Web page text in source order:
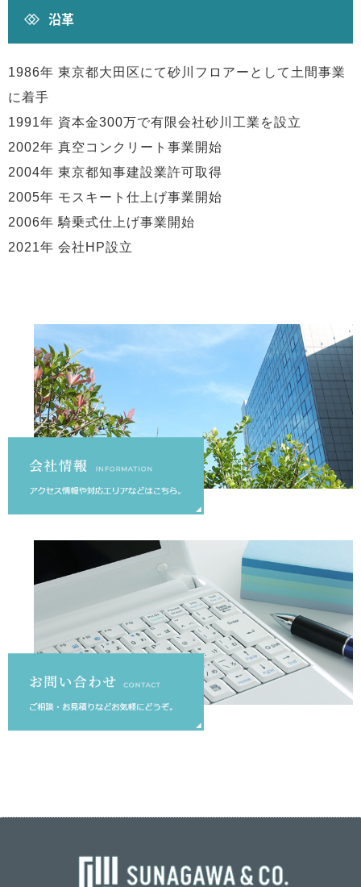
沿革
1986年 東京都大田区にて砂川フロアーとして土間事業
に着手
1991年 資本金300万で有限会社砂川工業を設立
2002年 真空コンクリート事業開始
2004年 東京都知事建設業許可取得
2005年 モスキート仕上げ事業開始
2006年 騎乗式仕上げ事業開始
2021年 会社HP設立